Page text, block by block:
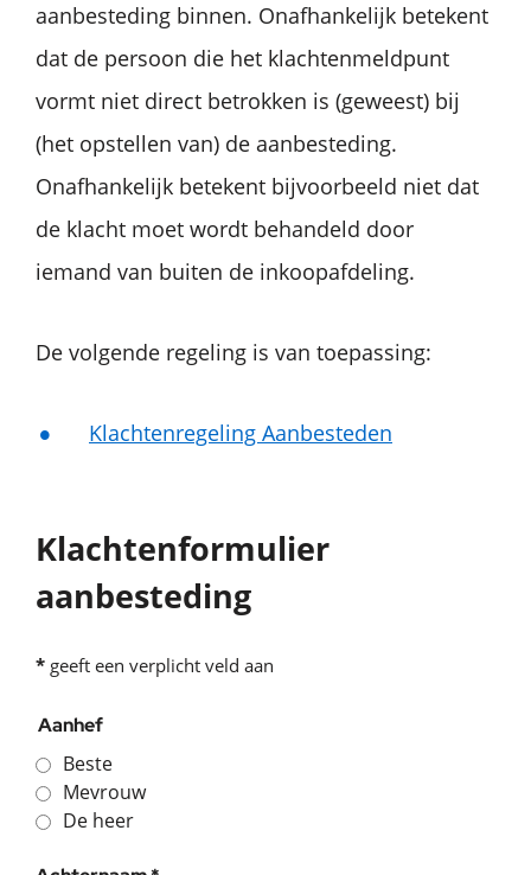
aanbesteding binnen. Onafhankelijk betekent
dat de persoon die het klachtenmeldpunt
vormt niet direct betrokken is (geweest) bij
(het opstellen van) de aanbesteding.
Onafhankelijk betekent bijvoorbeeld niet dat
de klacht moet wordt behandeld door
iemand van buiten de inkoopafdeling.
De volgende regeling is van toepassing:
Klachtenregeling Aanbesteden‌
Klachtenformulier
aanbesteding
* geeft een verplicht veld aan
Aanhef
Beste
Mevrouw
De heer